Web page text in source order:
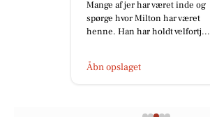
Mange af jer har været inde og
spørge hvor Milton har været
henne. Han har holdt velfortj...
Åbn opslaget